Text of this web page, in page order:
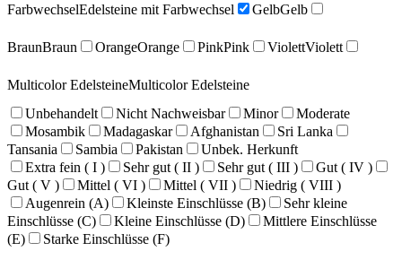
FarbwechselEdelsteine mit Farbwechsel GelbGelb
BraunBraun OrangeOrange PinkPink ViolettViolett
Multicolor EdelsteineMulticolor Edelsteine
Unbehandelt
Nicht Nachweisbar Minor
Moderate
Mosambik
Madagaskar Afghanistan
Sri Lanka
Tansania
Sambia Pakistan
Unbek. Herkunft
Extra fein ( I )
Sehr gut ( II ) Sehr gut ( III )
Gut ( IV )
Gut ( V )
Mittel ( VI ) Mittel ( VII )
Niedrig ( VIII )
Augenrein (A)
Kleinste Einschlüsse (B)
Sehr kleine
Einschlüsse (C)
Kleine Einschlüsse (D)
Mittlere Einschlüsse
(E)
Starke Einschlüsse (F)